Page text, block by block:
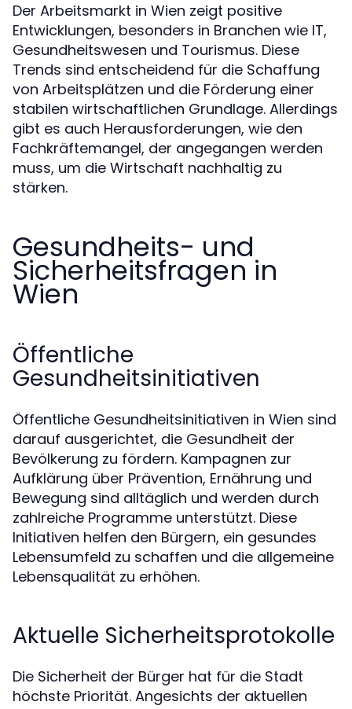
Der Arbeitsmarkt in Wien zeigt positive
Entwicklungen, besonders in Branchen wie IT,
Gesundheitswesen und Tourismus. Diese
Trends sind entscheidend für die Schaffung
von Arbeitsplätzen und die Förderung einer
stabilen wirtschaftlichen Grundlage. Allerdings
gibt es auch Herausforderungen, wie den
Fachkräftemangel, der angegangen werden
muss, um die Wirtschaft nachhaltig zu
stärken.
Gesundheits- und
Sicherheitsfragen in
Wien
Öffentliche
Gesundheitsinitiativen
Öffentliche Gesundheitsinitiativen in Wien sind
darauf ausgerichtet, die Gesundheit der
Bevölkerung zu fördern. Kampagnen zur
Aufklärung über Prävention, Ernährung und
Bewegung sind alltäglich und werden durch
zahlreiche Programme unterstützt. Diese
Initiativen helfen den Bürgern, ein gesundes
Lebensumfeld zu schaffen und die allgemeine
Lebensqualität zu erhöhen.
Aktuelle Sicherheitsprotokolle
Die Sicherheit der Bürger hat für die Stadt
höchste Priorität. Angesichts der aktuellen